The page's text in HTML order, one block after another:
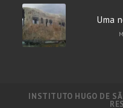
Uma
INSTITUTO HUGO DE